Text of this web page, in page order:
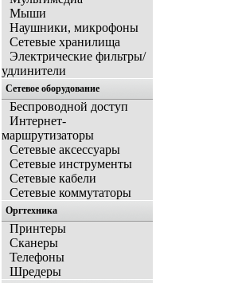
Мыши
Наушники, микрофоны
Сетевые хранилища
Электрические фильтры/
удлинители
Сетевое оборудование
Беспроводной доступ
Интернет-
маршрутизаторы
Сетевые аксессуары
Сетевые инструменты
Сетевые кабели
Сетевые коммутаторы
Оргтехника
Принтеры
Сканеры
Телефоны
Шредеры